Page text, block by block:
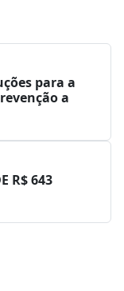
para a
a
R$ 643